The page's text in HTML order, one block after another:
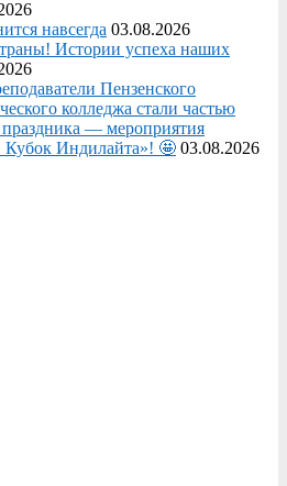
навсегда 03.08.2026
Истории успеха наших
Пензенского
колледжа стали частью
праздника — мероприятия
Кубок Индилайта»! 🤩 03.08.2026